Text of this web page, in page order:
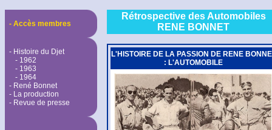
- Accès membres
- Histoire du Djet
- 1962
- 1963
- 1964
- René Bonnet
- La production
- Revue de presse
Rétrospective des Automobiles
RENE BONNET
L'HISTOIRE DE LA PASSION DE RENE
: L'AUTOMOBILE